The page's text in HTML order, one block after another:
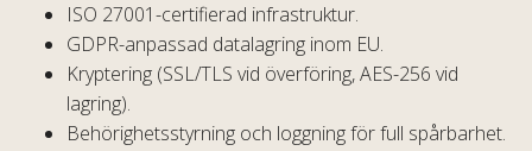
ISO 27001-certifierad infrastruktur.
GDPR-anpassad datalagring inom EU.
Kryptering (SSL/TLS vid överföring, AES-256 vid
lagring).
Behörighetsstyrning och loggning för full spårbarhet.